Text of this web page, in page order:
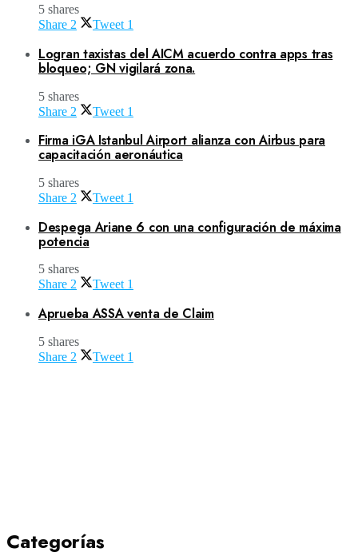
5 shares
Share 2 Tweet 1
Logran taxistas del AICM acuerdo contra apps tras
bloqueo; GN vigilará zona.
5 shares
Share 2 Tweet 1
Firma iGA Istanbul Airport alianza con Airbus para
capacitación aeronáutica
5 shares
Share 2 Tweet 1
Despega Ariane 6 con una configuración de máxima
potencia
5 shares
Share 2 Tweet 1
Aprueba ASSA venta de Claim
5 shares
Share 2 Tweet 1
Categorías